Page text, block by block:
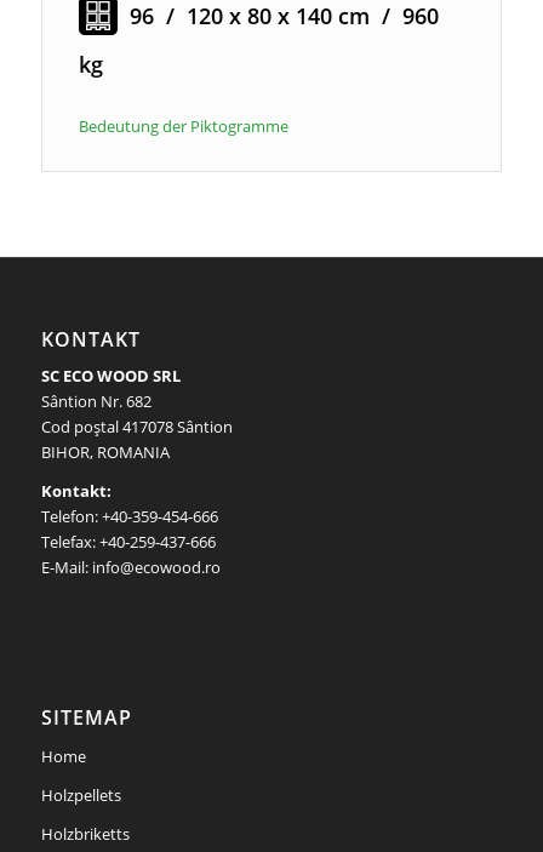
96 / 120 x 80 x 140 cm / 960
kg
Bedeutung der Piktogramme
KONTAKT
SC ECO WOOD SRL
Sântion Nr. 682
Cod poştal 417078 Sântion
BIHOR, ROMANIA
Kontakt:
Telefon: +40-359-454-666
Telefax: +40-259-437-666
E-Mail: info@ecowood.ro
SITEMAP
Home
Holzpellets
Holzbriketts